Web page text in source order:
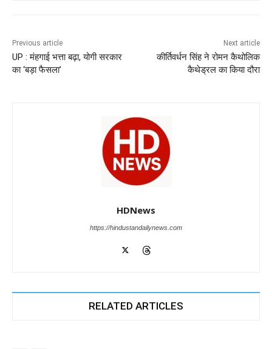
o
o
p
p
n
Previous article
UP : मंहगाई भत्ता बढ़ा, योगी सरकार
का ‘बड़ा फैसला’
Next article
कीर्तिवर्धन सिंह ने रोमन कैथोलिक
कैथेड्रल का किया दौरा
HDNews
https://hindustandailynews.com
RELATED ARTICLES